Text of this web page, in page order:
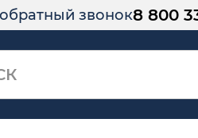
звонок8 800